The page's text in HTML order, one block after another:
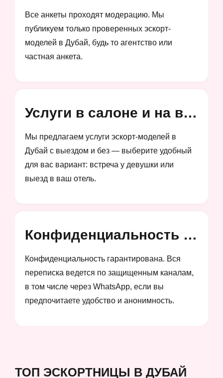
Все анкеты проходят модерацию. Мы
публикуем только проверенных эскорт-
моделей в Дубай, будь то агентство или
частная анкета.
Услуги в салоне и на выезд
Мы предлагаем услуги эскорт-моделей в
Дубай с выездом и без — выберите удобный
для вас вариант: встреча у девушки или
выезд в ваш отель.
Конфиденциальность и анонимность
Конфиденциальность гарантирована. Вся
переписка ведется по защищенным каналам,
в том числе через WhatsApp, если вы
предпочитаете удобство и анонимность.
ТОП ЭСКОРТНИЦЫ В ДУБАЙ